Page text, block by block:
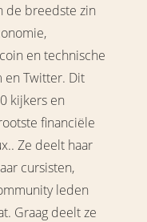
de breedste zin
en technische
en Twitter. Dit
kijkers en
financiële
Ze deelt haar
cursisten,
leden
Graag deelt ze